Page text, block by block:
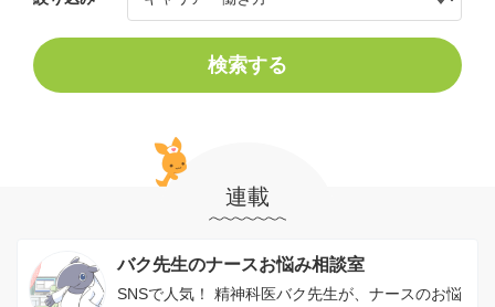
検索する
連載
バク先生のナースお悩み相談室
SNSで人気！ 精神科医バク先生が、ナースのお悩